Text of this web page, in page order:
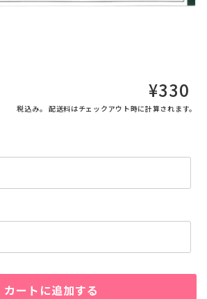
通
常
¥330
税込み。 配送料はチェックアウト時に計算されます。
カートに追加する